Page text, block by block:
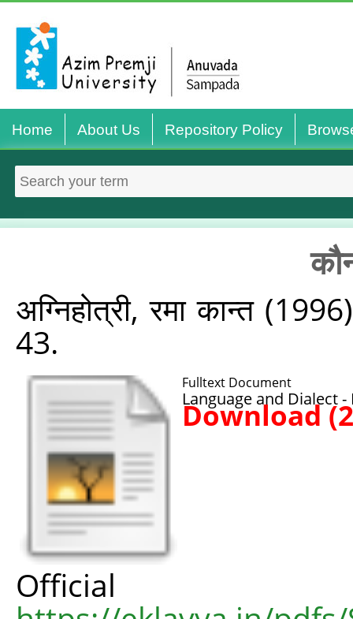
Home About Us Repository Policy
अग्‍निहोत्री, रमा कान्त
43.
Fulltext Document
Language and Dialect
Download